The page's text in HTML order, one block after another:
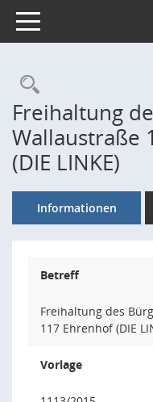
Toggle navigation
Freihaltung
Wallaustraße
(DIE LINKE)
Informationen
Betreff
Freihaltung des
117 Ehrenhof (DIE
Vorlage